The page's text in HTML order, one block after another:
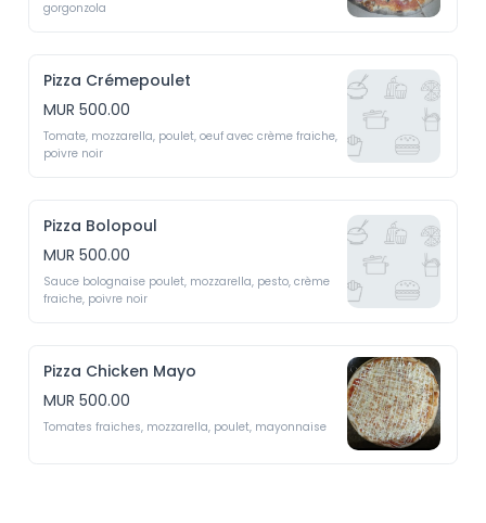
Pizza Crémepoulet
MUR 500.00
Tomate, mozzarella, poulet, oeuf avec crème fraiche,
Pizza Bolopoul
MUR 500.00
Sauce bolognaise poulet, mozzarella, pesto, crème
Pizza Chicken Mayo
MUR 500.00